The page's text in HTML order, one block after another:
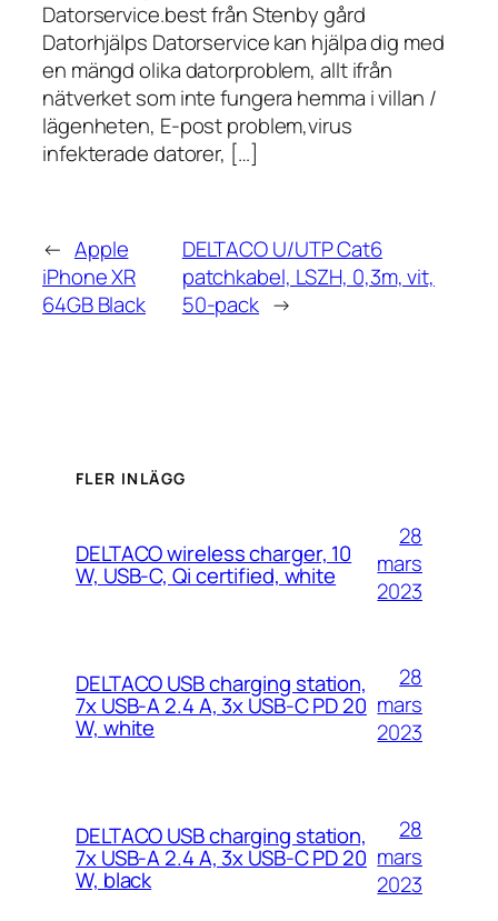
Datorservice.best från Stenby gård
Datorhjälps Datorservice kan hjälpa dig med
en mängd olika datorproblem, allt ifrån
nätverket som inte fungera hemma i villan /
lägenheten, E-post problem,virus
infekterade datorer, […]
← Apple
iPhone XR
64GB Black
DELTACO U/UTP Cat6
patchkabel, LSZH, 0,3m, vit,
50-pack →
FLER INLÄGG
DELTACO wireless charger, 10
W, USB-C, Qi certified, white
28
mars
2023
DELTACO USB charging station,
7x USB-A 2.4 A, 3x USB-C PD 20
W, white
28
mars
2023
DELTACO USB charging station,
7x USB-A 2.4 A, 3x USB-C PD 20
W, black
28
mars
2023